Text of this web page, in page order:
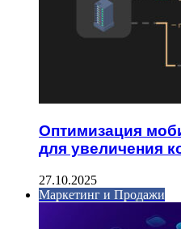
Оптимизация
для увеличения
27.10.2025
Маркетинг и Продажи